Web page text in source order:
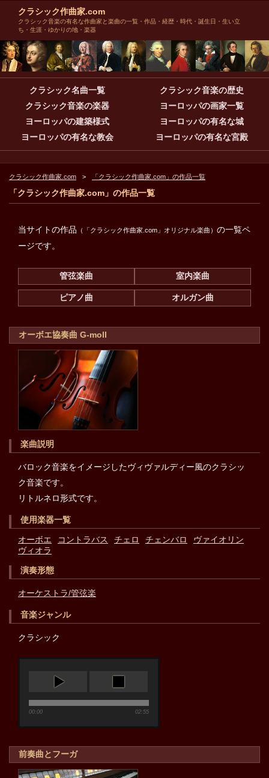
クラシック作曲家.com
クラシック音楽の有名な作曲家と楽曲の一覧・作品・経歴・時代・誕生日・生い立
ち・生涯・ゆかりの地・楽器
クラシック名曲一覧
クラシック音楽の歴史
クラシック音楽の楽器
ヨーロッパの画家一覧
ヨーロッパの建築様式
ヨーロッパの有名な城
ヨーロッパの有名な教会
ヨーロッパの有名な宮殿
クラシック作曲家.com 「クラシック作曲家.com」の作品一覧
「クラシック作曲家.com」の作品一覧
当サイトの作品 （「クラシック作曲家.com」オリジナル楽曲） の一覧ペ
ージです。
管弦楽曲 室内楽曲
ピアノ曲 オルガン曲
オーボエ協奏曲 G-moll
楽曲説明
バロック音楽をイメージしたヴィヴァルディー風のクラシッ
ク音楽です。
リトルネロ形式です。
使用楽器一覧
オーボエ コントラバス チェロ チェンバロ
ヴァイオリン
ヴィオラ
演奏形態
オーケストラ/管弦楽
音楽ジャンル
クラシック
00:00 02:55
前奏曲とフーガ